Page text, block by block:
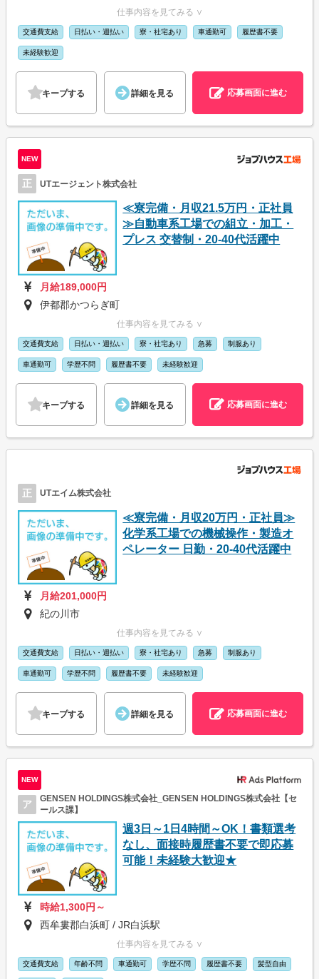
仕事内容を見てみる ∨
交通費支給 日払い・週払い 寮・社宅あり 車通勤可 履歴書不要
未経験歓迎
キープする 詳細を見る 応募画面に進む
NEW
正 UTエージェント株式会社
≪寮完備・月収21.5万円・正社員
≫自動車系工場での組立・加工・
プレス 交替制・20-40代活躍中
月給189,000円
伊都郡かつらぎ町
仕事内容を見てみる ∨
交通費支給 日払い・週払い 寮・社宅あり 急募 制服あり
車通勤可 学歴不問 履歴書不要 未経験歓迎
キープする 詳細を見る 応募画面に進む
正 UTエイム株式会社
≪寮完備・月収20万円・正社員≫
化学系工場での機械操作・製造オ
ペレーター 日勤・20-40代活躍中
月給201,000円
紀の川市
仕事内容を見てみる ∨
交通費支給 日払い・週払い 寮・社宅あり 急募 制服あり
車通勤可 学歴不問 履歴書不要 未経験歓迎
キープする 詳細を見る 応募画面に進む
NEW
ア
GENSEN HOLDINGS株式会社_GENSEN HOLDINGS株式会社【セ
ールス課】
週3日～1日4時間～OK！書類選考
なし、面接時履歴書不要で即応募
可能！未経験大歓迎★
時給1,300円～
西牟婁郡白浜町 / JR白浜駅
仕事内容を見てみる ∨
交通費支給 年齢不問 車通勤可 学歴不問 履歴書不要 髪型自由